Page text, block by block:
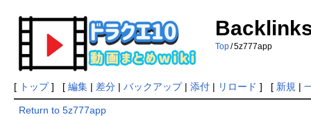
Top /5z777app
[ トップ] [ 編集| 差分| バックアップ| 添付| リロード ] [ 新規 |
Return to 5z777app